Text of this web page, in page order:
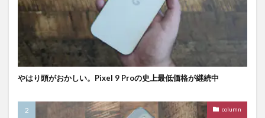
やはり頭がおかしい。Pixel 9 Proの史上最低価格が継続中
column